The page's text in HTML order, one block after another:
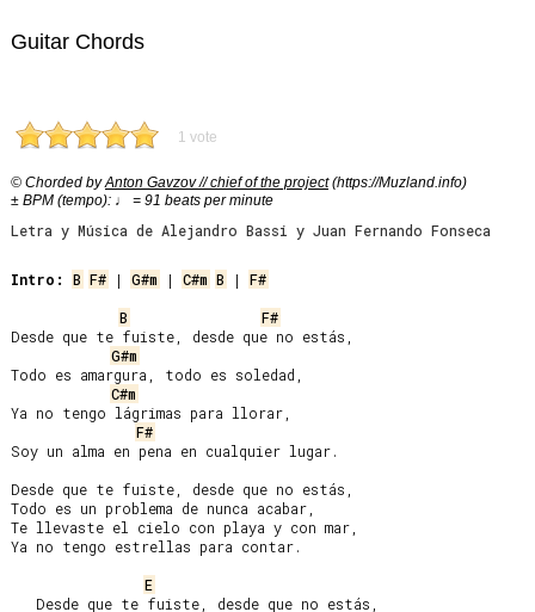
Guitar Chords
1 vote
© Chorded byAnton Gavzov // chief of the project(https://Muzland.info)
± BPM (tempo): ♩ = 91 beats per minute
Letra y Música de Alejandro Bassi y Juan Fernando Fonseca
Intro: B F# | G#m | C#m B | F#
B
F#
Desde que te fuiste, desde que no estás,
G#m
Todo es amargura, todo es soledad,
C#m
Ya no tengo lágrimas para llorar,
F#
Soy un alma en pena en cualquier lugar.
Desde que te fuiste, desde que no estás,
Todo es un problema de nunca acabar,
Te llevaste el cielo con playa y con mar,
Ya no tengo estrellas para contar.
E